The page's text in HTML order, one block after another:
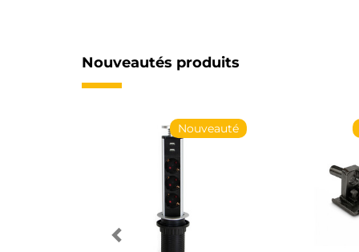
Nouveautés produits
Nouveauté